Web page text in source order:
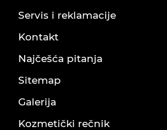
Servis i reklamacije
Kontakt
Najčešća pitanja
Sitemap
Galerija
Kozmetički rečnik